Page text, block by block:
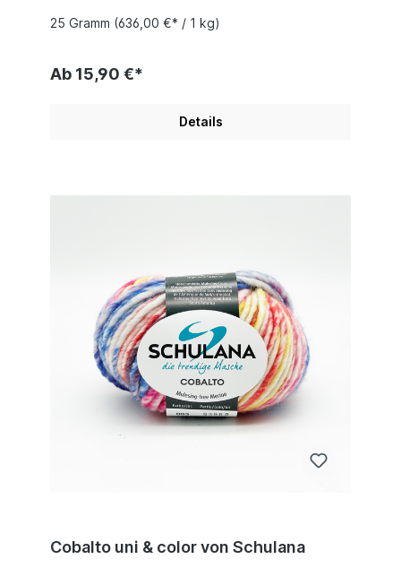
25 Gramm (636,00 €* / 1 kg)
Ab 15,90 €*
Details
Cobalto uni & color von Schulana